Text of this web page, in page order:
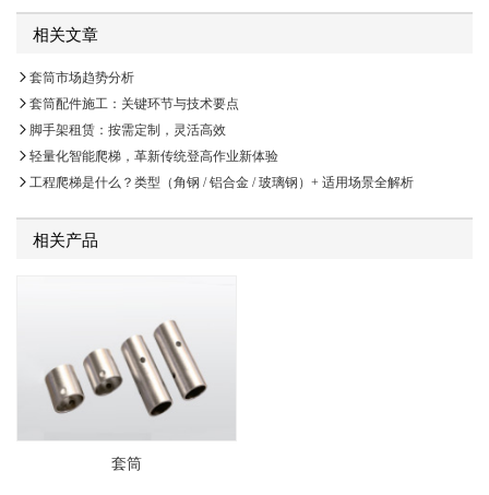
相关文章
套筒市场趋势分析
套筒配件施工：关键环节与技术要点
脚手架租赁：按需定制，灵活高效
轻量化智能爬梯，革新传统登高作业新体验
工程爬梯是什么？类型（角钢 / 铝合金 / 玻璃钢）+ 适用场景全解析
相关产品
套筒